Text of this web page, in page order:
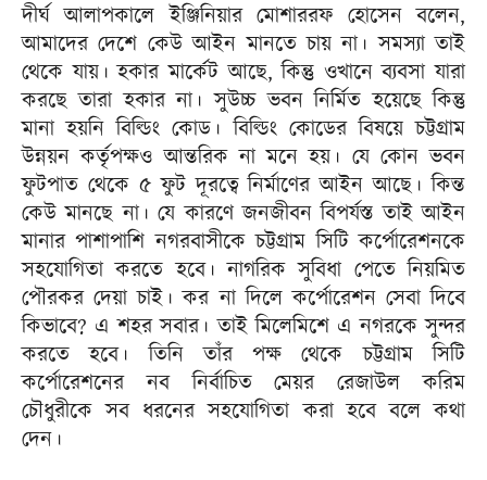
দীর্ঘ আলাপকালে ইঞ্জিনিয়ার মোশাররফ হোসেন বলেন,
আমাদের দেশে কেউ আইন মানতে চায় না। সমস্যা তাই
থেকে যায়। হকার মার্কেট আছে, কিন্তু ওখানে ব্যবসা যারা
করছে তারা হকার না। সুউচ্চ ভবন নির্মিত হয়েছে কিন্তু
মানা হয়নি বিল্ডিং কোড। বিল্ডিং কোডের বিষয়ে চট্টগ্রাম
উন্নয়ন কর্তৃপক্ষও আন্তরিক না মনে হয়। যে কোন ভবন
ফুটপাত থেকে ৫ ফুট দূরত্বে নির্মাণের আইন আছে। কিন্ত
কেউ মানছে না। যে কারণে জনজীবন বিপর্যস্ত তাই আইন
মানার পাশাপাশি নগরবাসীকে চট্টগ্রাম সিটি কর্পোরেশনকে
সহযোগিতা করতে হবে। নাগরিক সুবিধা পেতে নিয়মিত
পৌরকর দেয়া চাই। কর না দিলে কর্পোরেশন সেবা দিবে
কিভাবে? এ শহর সবার। তাই মিলেমিশে এ নগরকে সুন্দর
করতে হবে। তিনি তাঁর পক্ষ থেকে চট্টগ্রাম সিটি
কর্পোরেশনের নব নির্বাচিত মেয়র রেজাউল করিম
চৌধুরীকে সব ধরনের সহযোগিতা করা হবে বলে কথা
দেন।